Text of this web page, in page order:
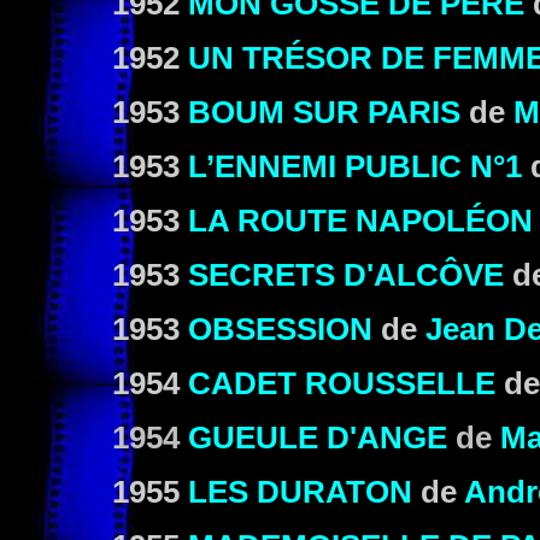
1952 UN TRÉSOR DE
1953 BOUM SUR PARIS de
1953 L’ENNEMI PUBLIC N°1
1953 LA ROUTE NAPOLÉON
1953 SECRETS D'ALCÔVE
1953 OBSESSION de Jean
1954 CADET ROUSSELLE
1954 GUEULE D'ANGE de
1955 LES DURATON de